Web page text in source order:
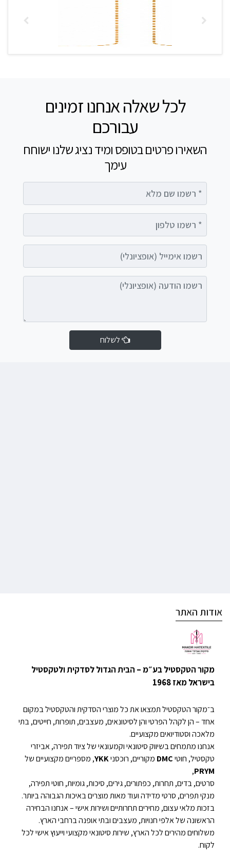
לכל שאלה אנחנו זמינים
עבורכם
השאירו פרטים בטופס ומיד נציג שלנו ישוחח
עימך
רשמו הודעה (אופציונלי)
לשלוח
אודות האתר
מקור הטקסטיל בע״מ – הבית הגדול לסדקית ולטקסטיל
בישראל מאז 1968
ב־מקור הטקסטיל תמצאו את כל מוצרי הסדקית והטקסטיל במקום
אחד – הן לקהל הפרטי והן לסיטונאים, מעצבים, תופרות, חייטים, בתי
מלאכה וסטודיואים מקצועיים.
אנחנו מתמחים בשיווק סיטונאי וקמעונאי של ציוד תפירה, אביזרי
טקסטיל, חוטיDMC מקוריים, רוכסניYKK, מספריים מקצועיים של
PRYM
,
סרטים, בדים, תחרות, כפתורים, גירים, סיכות, גומיות, חוטי תפירה,
מנקי תפרים, סרטי מדידה ועוד מאות מוצרים באיכות הגבוהה ביותר.
בזכות מלאי עצום, מחירים תחרותיים ושירות אישי – אנחנו הבחירה
הראשונה של אלפי חנויות, מעצבים ובתי אופנה ברחבי הארץ.
משלוחים מהירים לכל הארץ, שירות סיטונאי מקצועי וייעוץ אישי לכל
לקוח.